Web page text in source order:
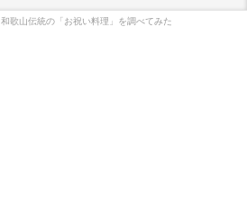
和歌山伝統の「お祝い料理」を調べてみた